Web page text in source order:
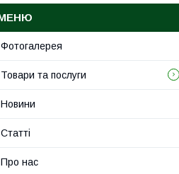
Фотогалерея
Товари та послуги
Новини
Статті
Про нас